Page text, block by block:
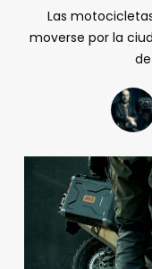
Las
moverse por la